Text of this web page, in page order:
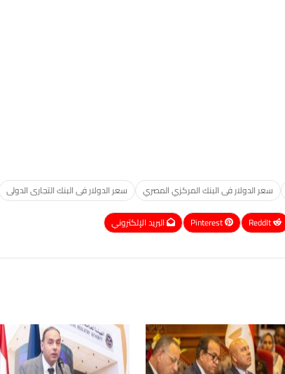
سعر الدولار فى البنك المركزي المصري سعر الدولار فى البنك التجارى الدولى
ReddIt
Pinterest البريد الإلكتروني